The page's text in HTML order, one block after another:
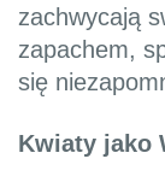
zachwycają
zapachem,
się
Kwiaty jako